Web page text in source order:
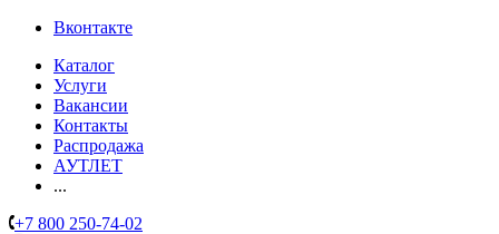
Вконтакте
Каталог
Услуги
Вакансии
Контакты
Распродажа
АУТЛЕТ
...
+7 800 250-74-02